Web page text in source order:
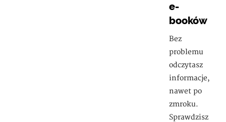
e-
booków
Bez
problemu
odczytasz
informacje,
nawet po
zmroku.
Sprawdzisz